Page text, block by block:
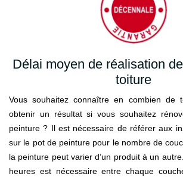
Délai moyen de réalisation
toiture
Vous souhaitez connaître en combien de
obtenir un résultat si vous souhaitez
peinture ? Il est nécessaire de référer aux
sur le pot de peinture pour le nombre de
la peinture peut varier d’un produit à un
heures est nécessaire entre chaque